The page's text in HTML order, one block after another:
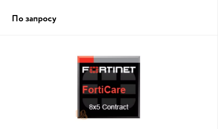
По запросу